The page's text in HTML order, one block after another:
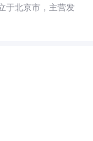
于北京市，主营发